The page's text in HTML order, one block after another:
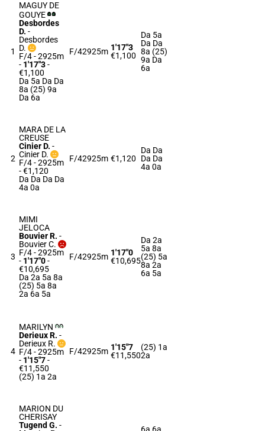
1
MAGUY DE
GOUYE
Desbordes
D. -
Desbordes
D.
F/4 - 2925m
- 1'17"3-
€1,100
Da 5a Da Da
8a (25) 9a
Da 6a
F/42925m 1'17"3
€1,100
Da 5a
Da Da
8a (25)
9a Da
6a
2
MARA DE LA
CREUSE
Cinier D. -
Cinier D.
F/4 - 2925m
- €1,120
Da Da Da Da
4a 0a
F/42925m €1,120
Da Da
Da Da
4a 0a
3
MIMI
JELOCA
Bouvier R. -
Bouvier C.
F/4 - 2925m
- 1'17"0-
€10,695
Da 2a 5a 8a
(25) 5a 8a
2a 6a 5a
F/42925m 1'17"0
€10,695
Da 2a
5a 8a
(25) 5a
8a 2a
6a 5a
4
MARILYN
Derieux R. -
Derieux R.
F/4 - 2925m
- 1'15"7-
€11,550
(25) 1a 2a
F/42925m 1'15"7
€11,550
(25) 1a
2a
MARION DU
CHERISAY
Tugend G. -